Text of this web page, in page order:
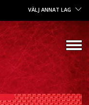
VÄLJ ANNAT LAG